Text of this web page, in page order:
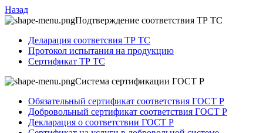
Назад
Подтверждение соответствия ТР ТС
Деларация соответсвия ТР ТС
Протокол испытания на продукцию
Сертификат ТР ТС
Система сертификации ГОСТ Р
Обязательный сертификат соответствия ГОСТ Р
Добровольный сертификат соответствия ГОСТ Р
Декларация о соответствии ГОСТ Р